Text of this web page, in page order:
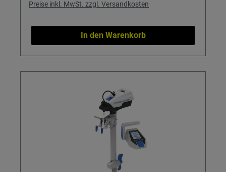
Preise inkl. MwSt. zzgl. Versandkosten
In den Warenkorb